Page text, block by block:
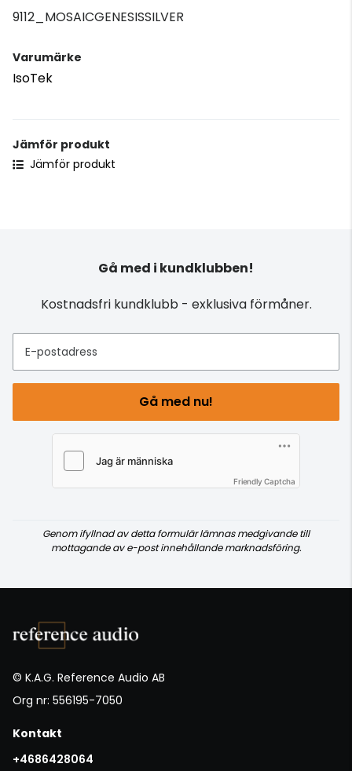
9112_MOSAICGENESISSILVER
Varumärke
IsoTek
Jämför produkt
Jämför produkt
Gå med i kundklubben!
Kostnadsfri kundklubb - exklusiva förmåner.
E-postadress
Gå med nu!
Friendly Captcha
Genom ifyllnad av detta formulär lämnas medgivande till
mottagande av e-post innehållande marknadsföring.
© K.A.G. Reference Audio AB
Org nr: 556195-7050
Kontakt
+4686428064